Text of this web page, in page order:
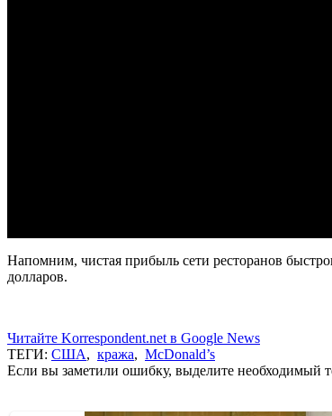
Напомним, чистая прибыль сети ресторанов
долларов.
Читайте Korrespondent.net в Google News
ТЕГИ: США, кража, McDonald’s
Если вы заметили ошибку, выделите необходимый